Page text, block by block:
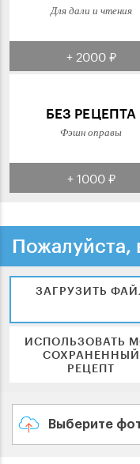
Для дали и чтения
+ 2000 ₽
БЕЗ РЕЦЕПТА
Фэшн оправы
+ 1000 ₽
Пожалуйста,
ЗАГРУЗИТЬ
ИСПОЛЬЗОВАТЬ
СОХРАНЕННЫЙ
РЕЦЕПТ
Выберите